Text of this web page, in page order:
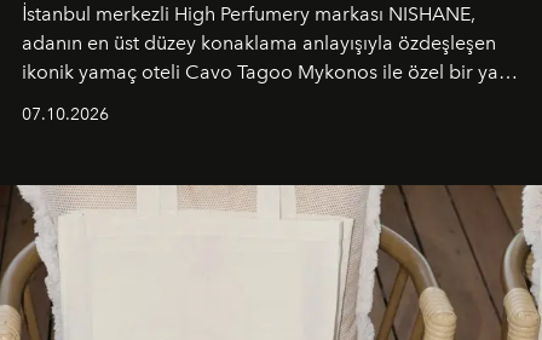
İstanbul merkezli High Perfumery markası NISHANE,
adanın en üst düzey konaklama anlayışıyla özdeşleşen
ikonik yamaç oteli Cavo Tagoo Mykonos ile özel bir yaz
buluşturarak markanın Cavo Tagoo’daki varlığını
sürükleyici ve mevsime özel bir deneyime dönüştürüyor.
07.10.2026